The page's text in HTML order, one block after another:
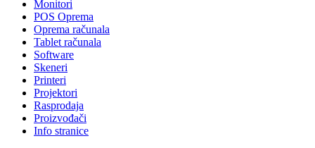
Monitori
POS Oprema
Oprema računala
Tablet računala
Software
Skeneri
Printeri
Projektori
Rasprodaja
Proizvođači
Info stranice